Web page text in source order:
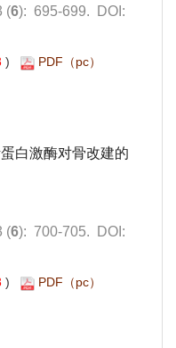
): 695-699. DOI:
)
): 700-705. DOI:
)